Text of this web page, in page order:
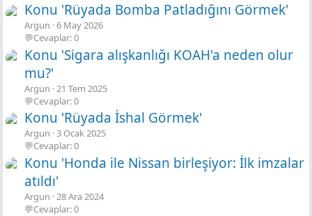
Konu 'Rüyada Bomba Patladığını Görmek'
Argun 6 May 2026
💬Cevaplar: 0
Konu 'Sigara alışkanlığı KOAH'a neden olur
mu?'
Argun 21 Tem 2025
💬Cevaplar: 0
Konu 'Rüyada İshal Görmek'
Argun 3 Ocak 2025
💬Cevaplar: 0
Konu 'Honda ile Nissan birleşiyor: İlk imzalar
atıldı'
Argun 28 Ara 2024
💬Cevaplar: 0